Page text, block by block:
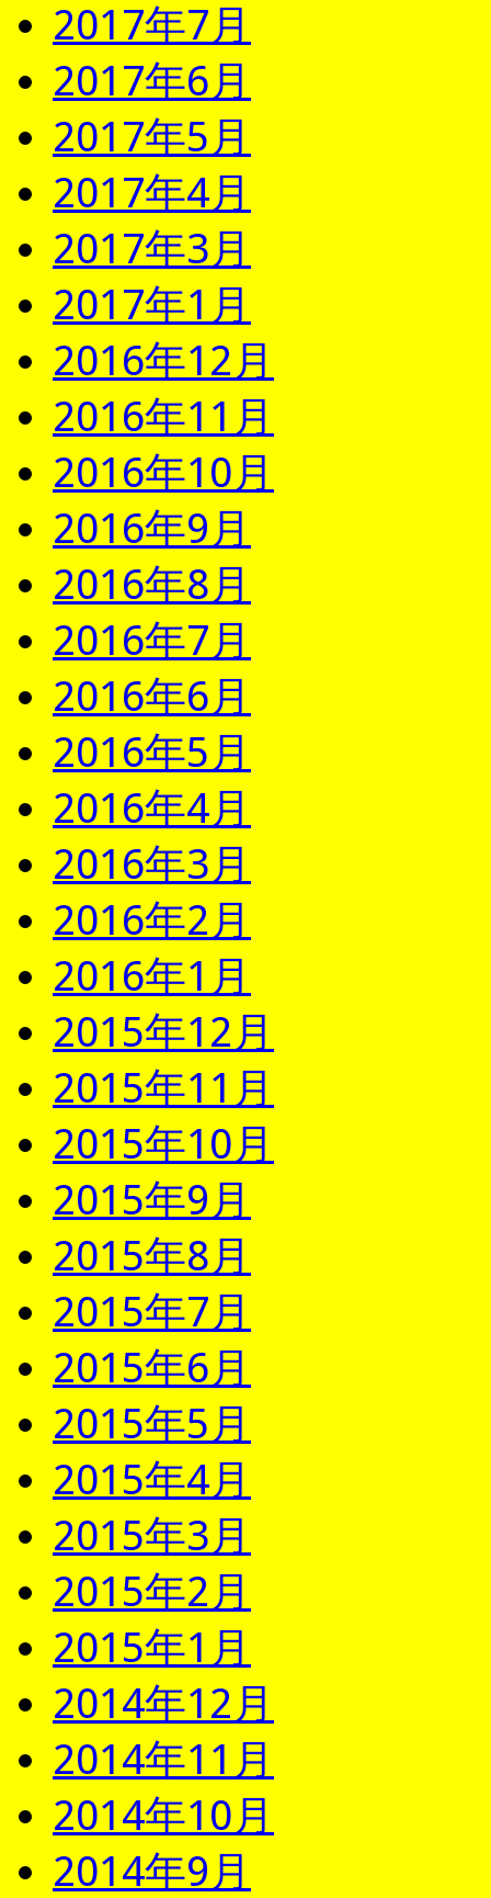
2017年7月
2017年6月
2017年5月
2017年4月
2017年3月
2017年1月
2016年12月
2016年11月
2016年10月
2016年9月
2016年8月
2016年7月
2016年6月
2016年5月
2016年4月
2016年3月
2016年2月
2016年1月
2015年12月
2015年11月
2015年10月
2015年9月
2015年8月
2015年7月
2015年6月
2015年5月
2015年4月
2015年3月
2015年2月
2015年1月
2014年12月
2014年11月
2014年10月
2014年9月